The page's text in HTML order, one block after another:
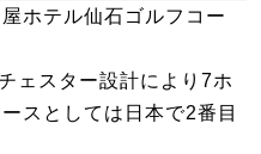
ホテル仙石ゴルフコー
ェスター設計により7ホ
スとしては日本で2番目